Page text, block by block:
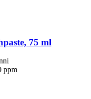
75 ml
ppm